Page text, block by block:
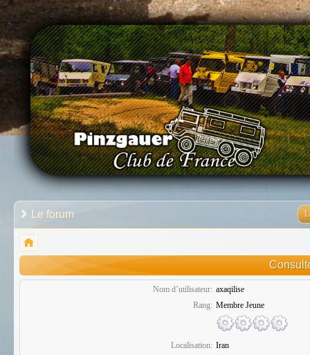
Le forum
Nom d’utilisateur: axaqilise
Rang: Membre Jeune
Localisation: Iran